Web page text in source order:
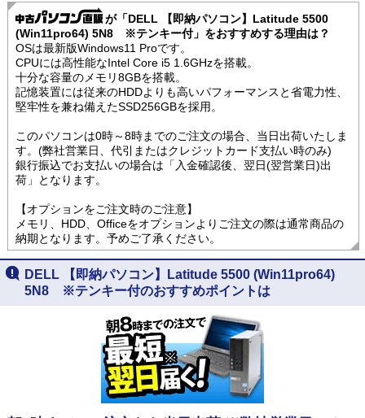
が「DELL 【即納パソコン】Latitude 5500
(Win11pro64) 5N8 ※テンキー付」をおすすめする理由は？
OSは最新版Windows11 Proです。
CPUには高性能なIntel Core i5 1.6GHzを搭載。
十分な容量のメモリ8GBを搭載。
記憶装置には従来のHDDよりも高いパフォーマンスと省電力性、
堅牢性を兼ね備えたSSD256GBを採用。
このパソコンは0時～8時までのご注文の場合、当日出荷いたしま
す。(弊社営業日、代引またはクレジットカード支払い時のみ)
銀行振込でお支払いの場合は「入金確認後、翌日(翌営業日)出
荷」となります。
【オプションをご注文時のご注意】
メモリ、HDD、Officeをオプションよりご注文の際は通常商品の
納期となります。予めご了承ください。
DELL 【即納パソコン】Latitude 5500 (Win11pro64)
5N8 ※テンキー付のおすすめポイントは